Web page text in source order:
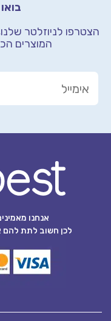
הצטרפו לניוזלטר
המוצרים
אנחנו
לכן חשוב לתת להם